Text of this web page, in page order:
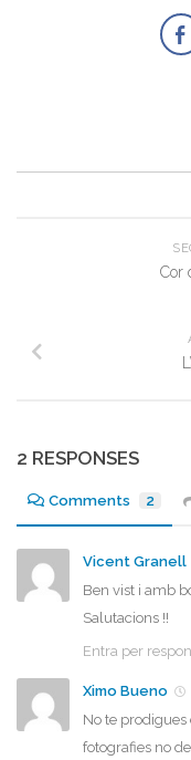
Cor
2 RESPONSES
Comments 2
Vicent Granell
Ben vist i amb
Salutacions !!
Entra per
Ximo Bueno
No te prodigues
fotografies no